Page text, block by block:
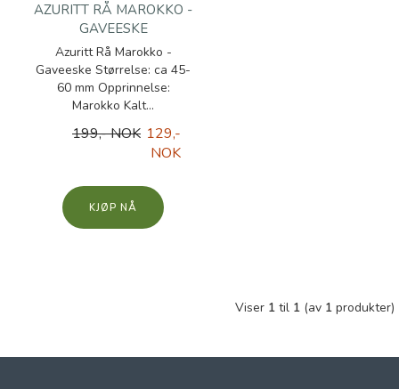
AZURITT RÅ MAROKKO -
GAVEESKE
Azuritt Rå Marokko -
Gaveeske Størrelse: ca 45-
60 mm Opprinnelse:
Marokko Kalt...
199,- NOK 129,-
NOK
KJØP
Viser 1 til 1 (av 1 produkter)